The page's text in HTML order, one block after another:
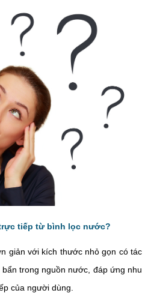
tiếp từ bình lọc nước?
giản với kích thước nhỏ gọn có tác
trong nguồn nước, đáp ứng nhu
của người dùng.